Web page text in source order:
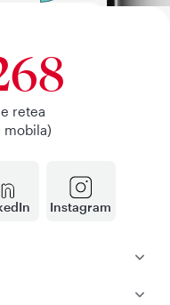
Instagram
retea
mobila)